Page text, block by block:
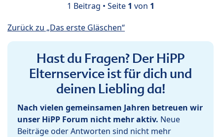
1 Beitrag • Seite 1 von 1
Zurück zu „Das erste Gläschen“
Hast du Fragen? Der HiPP
Elternservice ist für dich und
deinen Liebling da!
Nach vielen gemeinsamen Jahren betreuen wir
unser HiPP Forum nicht mehr aktiv. Neue
Beiträge oder Antworten sind nicht mehr